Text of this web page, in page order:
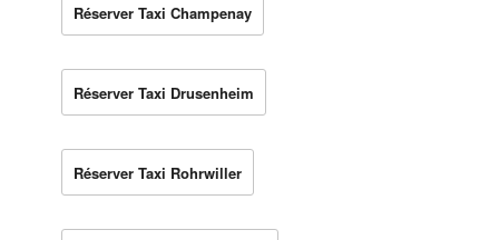
Réserver Taxi Champenay
Réserver Taxi Drusenheim
Réserver Taxi Rohrwiller